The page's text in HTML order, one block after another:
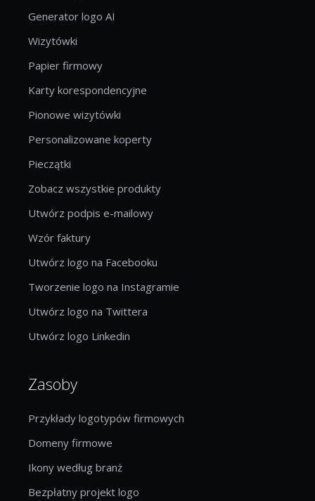
Generator logo AI
Wizytówki
Papier firmowy
Karty korespondencyjne
Pionowe wizytówki
Personalizowane koperty
Pieczątki
Zobacz wszystkie produkty
Utwórz podpis e-mailowy
Wzór faktury
Utwórz logo na Facebooku
Tworzenie logo na Instagramie
Utwórz logo na Twittera
Utwórz logo Linkedin
Zasoby
Przykłady logotypów firmowych
Domeny firmowe
Ikony według branż
Bezpłatny projekt logo